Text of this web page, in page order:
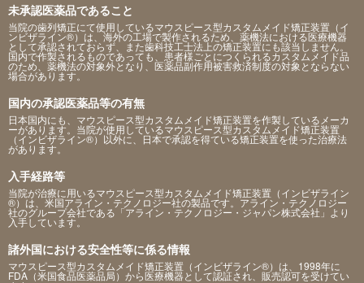
未承認医薬品であること
当院の歯列矯正にて使用しているマウスピース型カスタムメイド矯正装置（イ
ンビザライン®）は、海外の工場で製作されるため、薬機法における医療機器
として承認されておらず、また歯科技工士法上の矯正装置にも該当しません。
国内で作製されるものであっても、患者様ごとにつくられるカスタムメイド品
のため、薬機法の対象外となり、医薬品副作用被害救済制度の対象とならない
場合があります。
国内の承認医薬品等の有無
日本国内にも、マウスピース型カスタムメイド矯正装置を作製しているメーカ
ーがあります。当院が使用しているマウスピース型カスタムメイド矯正装置
（インビザライン®）以外に、日本で承認を得ている矯正装置を使った治療法
があります。
入手経路等
当院が治療に用いるマウスピース型カスタムメイド矯正装置（インビザライン
®）は、米国アライン・テクノロジー社の製品です。アライン・テクノロジー
社のグループ会社である「アライン・テクノロジー・ジャパン株式会社」より
入手しています。
諸外国における安全性等に係る情報
マウスピース型カスタムメイド矯正装置（インビザライン®）は、1998年に
FDA（米国食品医薬品局）から医療機器として認証され、販売認可を受けてい